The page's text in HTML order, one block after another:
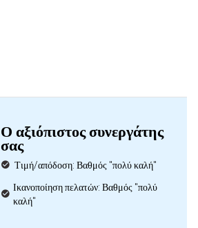
Ο αξιόπιστος συνεργάτης
σας
Τιμή/απόδοση: Βαθμός "πολύ καλή"
Ικανοποίηση πελατών: Βαθμός "πολύ
καλή"